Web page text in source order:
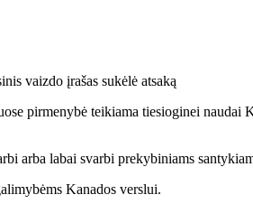
vaizdo įrašas sukėlė atsaką
pirmenybė teikiama tiesioginei
arba labai svarbi prekybiniams
Kanados verslui.